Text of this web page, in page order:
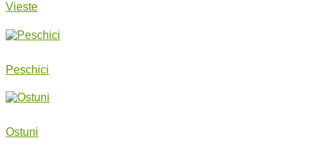
Vieste
Peschici
Ostuni